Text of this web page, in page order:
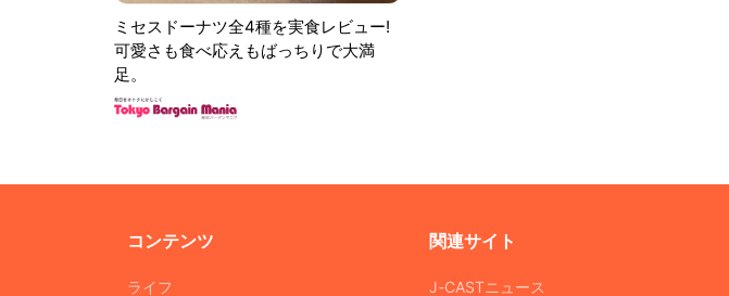
ミセスドーナツ全4種を実食レビュー!
可愛さも食べ応えもばっちりで大満
足。
コンテンツ
ライフ
関連サイト
J-CASTニュース